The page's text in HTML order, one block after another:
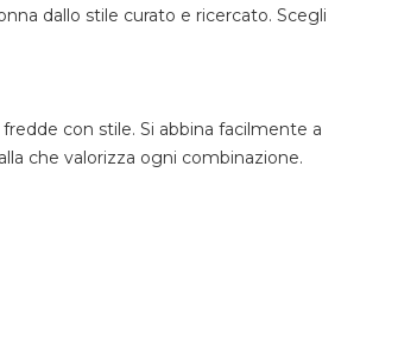
dallo stile curato e ricercato. Scegli
con stile. Si abbina facilmente a
che valorizza ogni combinazione.